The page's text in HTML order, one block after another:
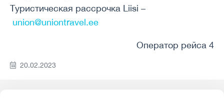
Туристическая рассрочка Liisi –
union@uniontravel.ee
Оператор рейса 4
20.02.2023